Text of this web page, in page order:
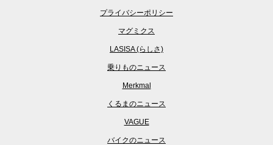
プライバシーポリシー
マグミクス
LASISA (らしさ)
乗りものニュース
Merkmal
くるまのニュース
VAGUE
バイクのニュース